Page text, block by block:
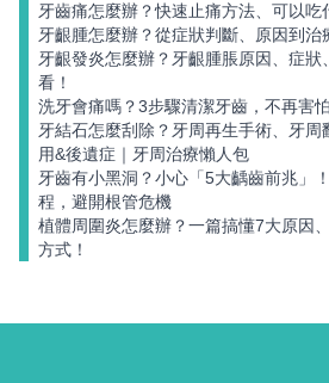
牙齒痛怎麼辦？快速止痛方法、可以
牙齦腫怎麼辦？從症狀判斷、原因到治
牙齦發炎怎麼辦？牙齦腫脹原因、症狀
看！
洗牙會痛嗎？3步驟清潔牙齒，不再害
牙結石怎麼刮除？牙周再生手術、牙
用&後遺症｜牙周治療懶人包
牙齒有小黑洞？小心「5大齲齒前兆」
程，避開根管危機
植體周圍炎怎麼辦？一篇搞懂7大原因
方式！